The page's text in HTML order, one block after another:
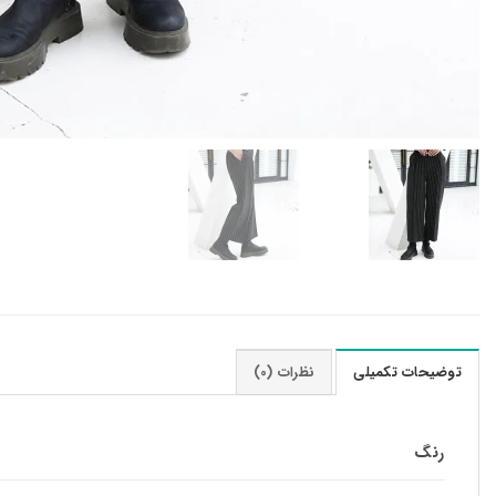
توضیحات تکمیلی نظرات (0)
رنگ